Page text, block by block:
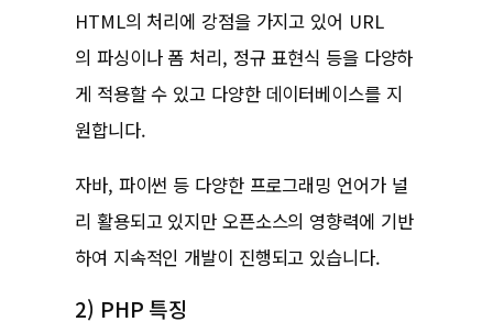
HTML의 처리에 강점을 가지고 있어 URL
의 파싱이나 폼 처리, 정규 표현식 등을 다양하
게 적용할 수 있고 다양한 데이터베이스를 지
원합니다.
자바, 파이썬 등 다양한 프로그래밍 언어가 널
리 활용되고 있지만 오픈소스의 영향력에 기반
하여 지속적인 개발이 진행되고 있습니다.
2) PHP 특징